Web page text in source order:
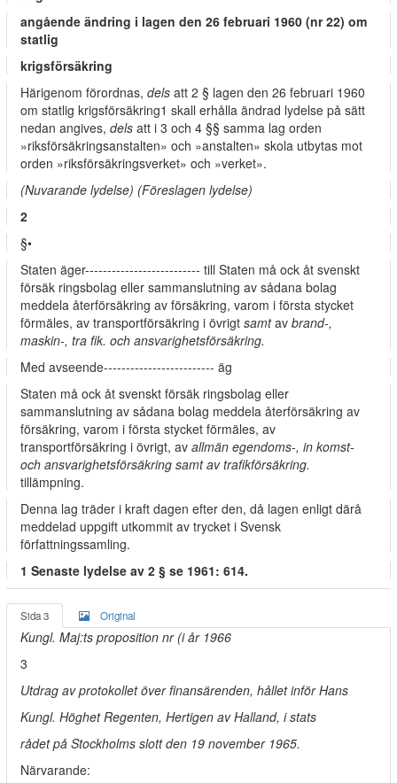
angående ändring i lagen den 26 februari 1960 (nr 22) om
statlig
krigsförsäkring
Härigenom förordnas, dels att 2 § lagen den 26 februari 1960
om statlig krigsförsäkring1 skall erhålla ändrad lydelse på sätt
nedan angives, dels att i 3 och 4 §§ samma lag orden
»riksförsäkringsanstalten» och »anstalten» skola utbytas mot
orden »riksförsäkringsverket» och »verket».
(Nuvarande lydelse) (Föreslagen lydelse)
2
§•
Staten äger-------------------------- till Staten må ock åt svenskt
försäk­ ringsbolag eller sammanslutning av sådana bolag
meddela återförsäkring av försäkring, varom i första stycket
förmäles, av transportförsäkring i övrigt samtav brand-,
maskin-, tra­ fik. och ansvarighetsförsäkring.
Med avseende------------------------- äg
Staten må ock åt svenskt försäk­ ringsbolag eller
sammanslutning av sådana bolag meddela återförsäkring av
försäkring, varom i första stycket förmäles, av
transportförsäkring i övrigt, av allmän egendoms-, in­ komst-
och ansvarighetsförsäkring samt av trafikförsäkring.
tillämpning.
Denna lag träder i kraft dagen efter den, då lagen enligt därå
meddelad uppgift utkommit av trycket i Svensk
författningssamling.
1 Senaste lydelse av 2 § se 1961: 614.
Sida 3 Original
Kungl. Maj:ts proposition nr (i år 1966
3
Utdrag av protokollet över finansärenden, hållet inför Hans
Kungl. Höghet Regenten, Hertigen av Halland, i stats­
rådet på Stockholms slott den 19 november 1965.
Närvarande: